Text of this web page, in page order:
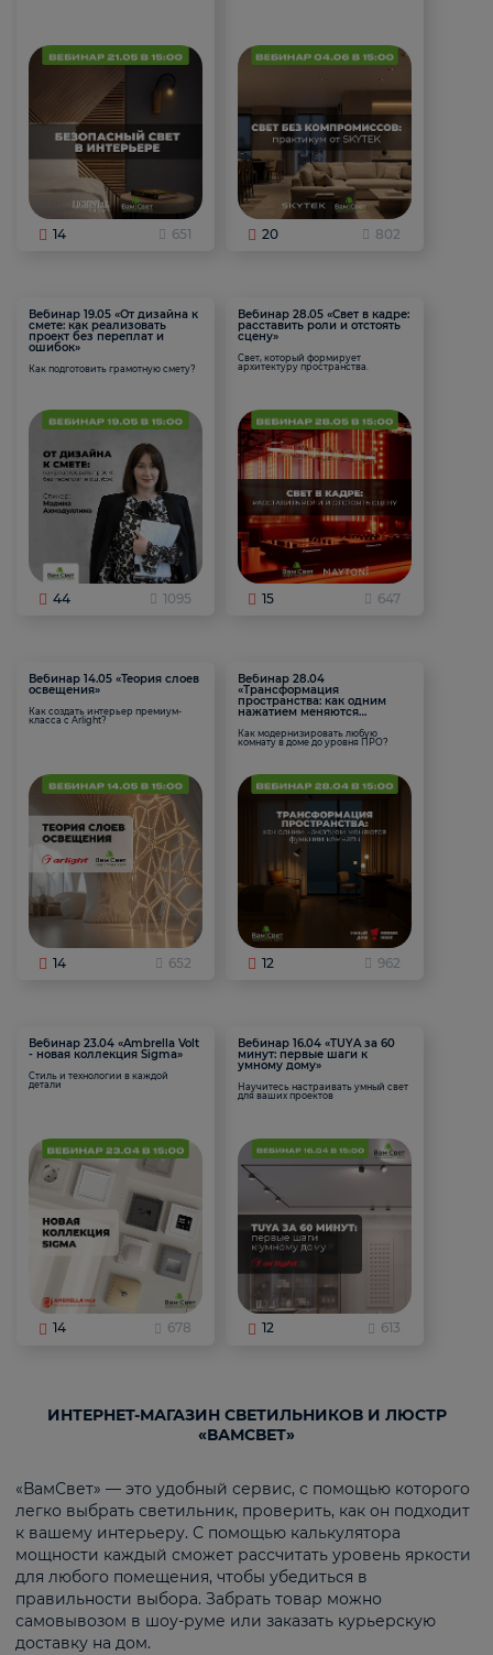
14 651 20 802
Вебинар 19.05 «От дизайна к
смете: как реализовать
проект без переплат и
ошибок»
Как подготовить грамотную смету?
44 1095
Вебинар 28.05 «Свет в кадре:
расставить роли и отстоять
сцену»
Свет, который формирует
архитектуру пространства.
15 647
Вебинар 14.05 «Теория слоев
освещения»
Как создать интерьер премиум-
класса с Arlight?
14 652
Вебинар 28.04
«Трансформация
пространства: как одним
нажатием меняются
Как модернизировать любую
комнату в доме до уровня ПРО?
12 962
Вебинар 23.04 «Ambrella Volt
- новая коллекция Sigma»
Стиль и технологии в каждой
детали
14 678
Вебинар 16.04 «TUYA за 60
минут: первые шаги к
умному дому»
Научитесь настраивать умный свет
для ваших проектов
12 613
ИНТЕРНЕТ-МАГАЗИН СВЕТИЛЬНИКОВ И ЛЮСТР
«ВАМСВЕТ»
«ВамСвет» — это удобный сервис, с помощью которого
легко выбрать светильник, проверить, как он подходит
к вашему интерьеру. С помощью калькулятора
мощности каждый сможет рассчитать уровень яркости
для любого помещения, чтобы убедиться в
правильности выбора. Забрать товар можно
самовывозом в шоу-руме или заказать курьерскую
доставку на дом.